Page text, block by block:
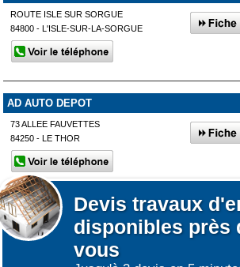
Devis travaux
disponibles près
vous
ROUTE ISLE SUR SORGUE
84800 - L'ISLE-SUR-LA-SORGUE
AD AUTO DEPOT
73 ALLEE FAUVETTES
84250 - LE THOR
Afficher plus de prestataires dans un rayon
Pontet
Lors de votre visite sur notre site des fichiers
déposés sur votre terminal. Ces cookies sont
fonctionnement du site et les mesures
Nous ne collectons pas vos données personnelles